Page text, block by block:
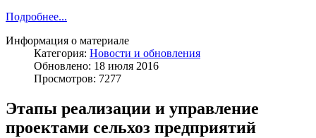
Подробнее...
Информация о материале
Категория: Новости и обновления
Обновлено: 18 июля 2016
Просмотров: 7277
Этапы реализации и управление
проектами сельхоз предприятий